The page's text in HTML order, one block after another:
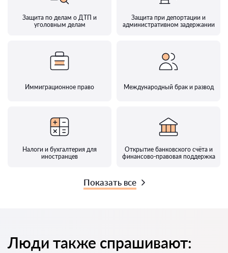
Защита по делам о ДТП и
уголовным делам
Защита при депортации и
административном задержании
Иммиграционное право Международный брак и развод
Налоги и бухгалтерия для
иностранцев
Открытие банковского счёта и
финансово-правовая поддержка
Показать все
Люди также спрашивают: